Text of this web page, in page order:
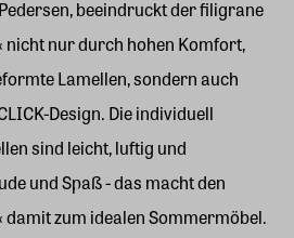
beeindruckt der filigrane
nicht nur durch hohen Komfort,
Lamellen, sondern auch
Design. Die individuell
sind leicht, luftig und
und Spaß - das macht den
damit zum idealen Sommermöbel.